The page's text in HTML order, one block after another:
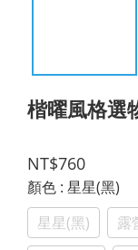
楷曜風格選
NT$760
顏色 : 星星(黑)
星星(黑)
露